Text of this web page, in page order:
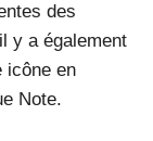
des
y a également
icône en
Note.